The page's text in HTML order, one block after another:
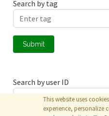
Search by tag
Submit
Search by user ID
This website uses
experience, personalize